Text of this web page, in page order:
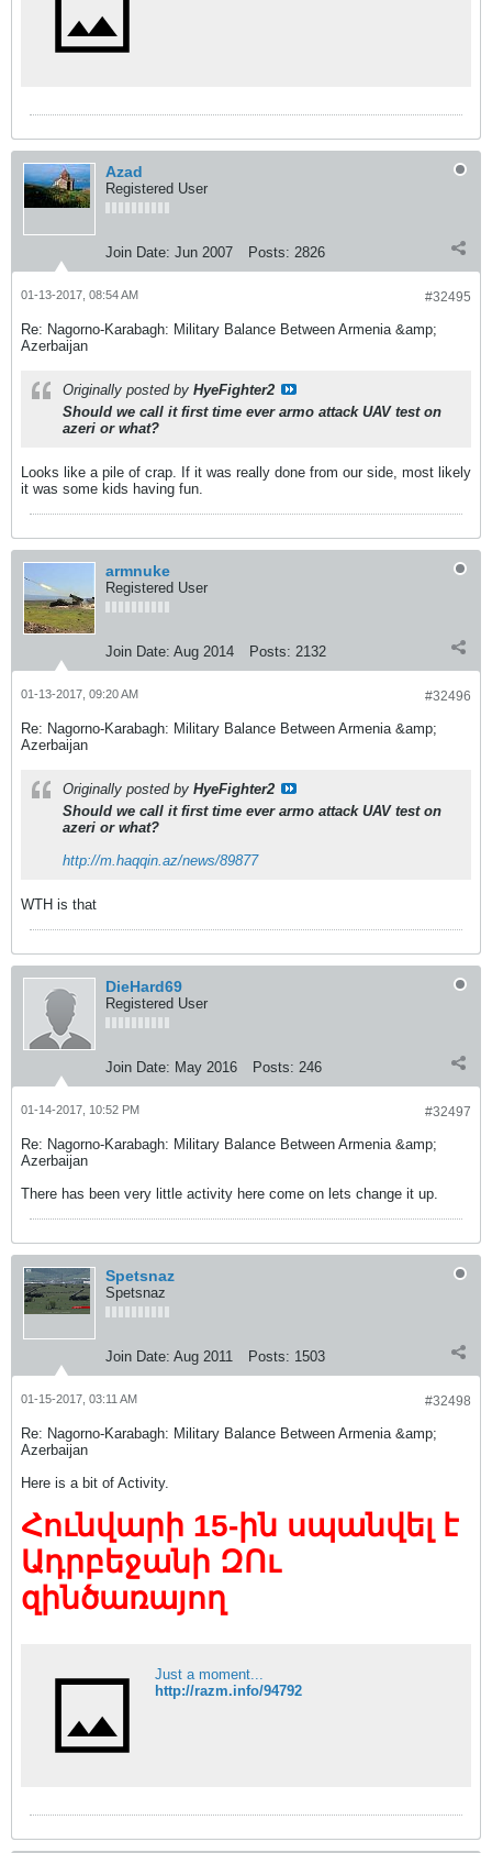
Azad
Registered User
Join Date: Jun 2007 Posts: 2826
#32495
01-13-2017, 08:54 AM
Re: Nagorno-Karabagh: Military Balance Between Armenia &amp;
Azerbaijan
Originally posted by HyeFighter2
Should we call it first time ever armo attack UAV test on
azeri or what?
Looks like a pile of crap. If it was really done from our side, most likely
it was some kids having fun.
armnuke
Registered User
Join Date: Aug 2014 Posts: 2132
#32496
01-13-2017, 09:20 AM
Re: Nagorno-Karabagh: Military Balance Between Armenia &amp;
Azerbaijan
Originally posted by HyeFighter2
Should we call it first time ever armo attack UAV test on
azeri or what?
http://m.haqqin.az/news/89877
WTH is that
DieHard69
Registered User
Join Date: May 2016 Posts: 246
#32497
01-14-2017, 10:52 PM
Re: Nagorno-Karabagh: Military Balance Between Armenia &amp;
Azerbaijan
There has been very little activity here come on lets change it up.
Spetsnaz
Spetsnaz
Join Date: Aug 2011 Posts: 1503
#32498
01-15-2017, 03:11 AM
Re: Nagorno-Karabagh: Military Balance Between Armenia &amp;
Azerbaijan
Here is a bit of Activity.
Հունվարի 15-ին սպանվել է
Ադրբեջանի ԶՈւ
զինծառայող
Just a moment...
http://razm.info/94792